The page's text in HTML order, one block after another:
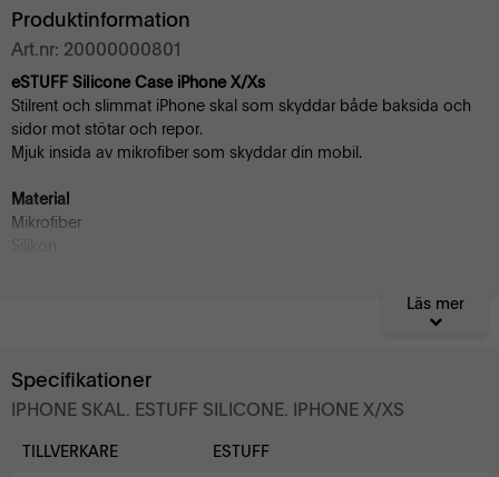
Produktinformation
Art.nr: 20000000801
eSTUFF Silicone Case iPhone X/Xs
Stilrent och slimmat iPhone skal som skyddar både baksida och
sidor mot stötar och repor.
Mjuk insida av mikrofiber som skyddar din mobil.
Material
Mikrofiber
Läs mer
Specifikationer
IPHONE SKAL. ESTUFF SILICONE. IPHONE X/XS
TILLVERKARE
ESTUFF